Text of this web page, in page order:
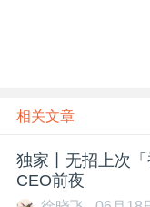
相关文章
独家丨无招上次
CEO前夜